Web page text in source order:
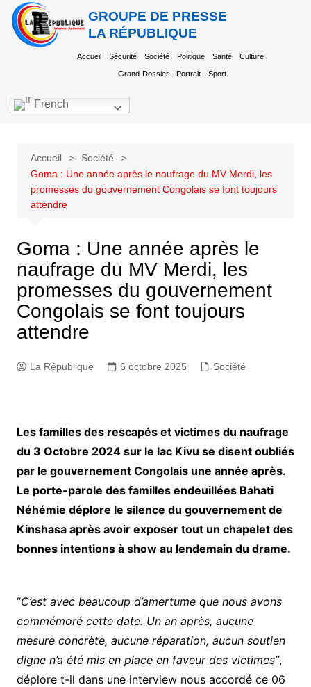
GROUPE DE PRESSE
LA RÉPUBLIQUE
Accueil Sécurité Société Politique Santé Culture
Grand-Dossier Portrait Sport
French
Accueil
Société
Goma : Une année après le naufrage du MV Merdi, les
promesses du gouvernement Congolais se font toujours
attendre
Goma : Une année après le
naufrage du MV Merdi, les
promesses du gouvernement
Congolais se font toujours
attendre
La République 6 octobre 2025 Société
Les familles des rescapés et victimes du naufrage
du 3 Octobre 2024 sur le lac Kivu se disent oubliés
par le gouvernement Congolais une année après.
Le porte-parole des familles endeuillées Bahati
Néhémie déplore le silence du gouvernement de
Kinshasa après avoir exposer tout un chapelet des
bonnes intentions à show au lendemain du drame.
“C’est avec beaucoup d’amertume que nous avons
commémoré cette date. Un an après, aucune
mesure concrète, aucune réparation, aucun soutien
digne n’a été mis en place en faveur des victimes”,
déplore t-il dans une interview nous accordé ce 06